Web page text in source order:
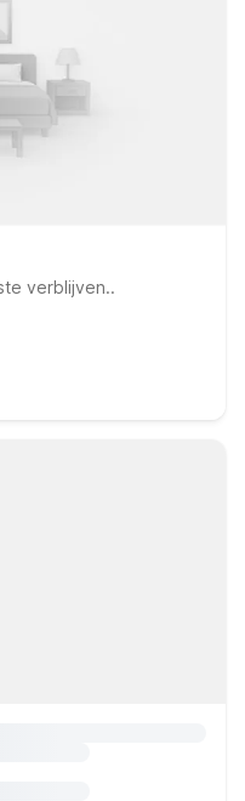
verblijven..